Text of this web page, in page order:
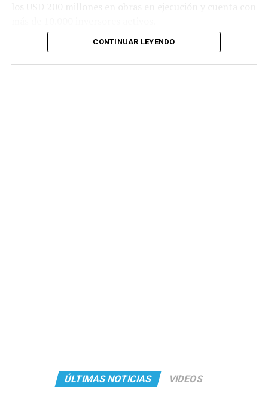
CONTINUAR LEYENDO
ÚLTIMAS NOTICIAS VIDEOS